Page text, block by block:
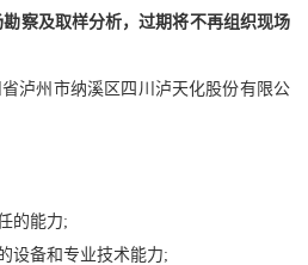
勘察及取样分析，过期将不再组织现场
泸州市纳溪区四 川泸天化股份有限公
的能力;
设备和专业技术能力;